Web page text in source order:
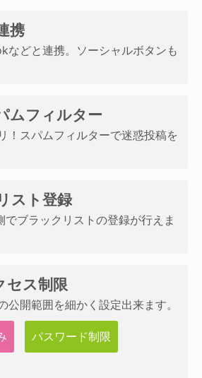
携
どと連携。ソーシャルボタンも
ムフィルター
！スパムフィルターで迷惑投稿を
スト登録
ブラックリストの登録が行えま
セス制限
公開範囲を細かく設定出来ます。
パスワード制限